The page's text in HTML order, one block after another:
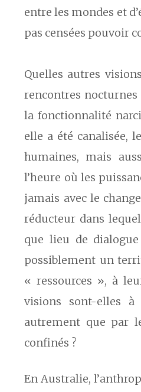
entre les mondes et
pas censées pouvoir
Quelles autres
rencontres
la fonctionnalité
elle a été canalisée,
humaines, mais
l’heure où les
jamais avec le
réducteur dans
que lieu de
possiblement un
« ressources », à
visions sont-elles
autrement que par
confinés ?
En Australie,